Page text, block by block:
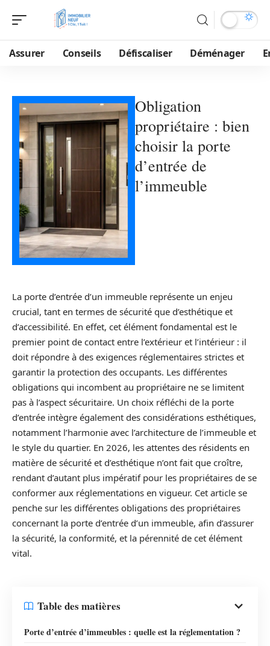
Assurer Conseils Défiscaliser Déménager
Obligation
propriétaire : bien
choisir la porte
d’entrée de
l’immeuble
La porte d’entrée d’un immeuble représente un enjeu
crucial, tant en termes de sécurité que d’esthétique et
d’accessibilité. En effet, cet élément fondamental est le
premier point de contact entre l’extérieur et l’intérieur : il
doit répondre à des exigences réglementaires strictes et
garantir la protection des occupants. Les différentes
obligations qui incombent au propriétaire ne se limitent
pas à l’aspect sécuritaire. Un choix réfléchi de la porte
d’entrée intègre également des considérations esthétiques,
notamment l’harmonie avec l’architecture de l’immeuble et
le style du quartier. En 2026, les attentes des résidents en
matière de sécurité et d’esthétique n’ont fait que croître,
rendant d’autant plus impératif pour les propriétaires de se
conformer aux réglementations en vigueur. Cet article se
penche sur les différentes obligations des propriétaires
concernant la porte d’entrée d’un immeuble, afin d’assurer
la sécurité, la conformité, et la pérennité de cet élément
vital.
Table des matières
Porte d’entrée d’immeubles : quelle est la réglementation ?